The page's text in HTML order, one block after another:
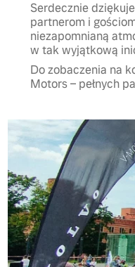
Serdecznie
partnerom i
niezapomnianą
w tak wyjątkową
Do zobaczenia na
Motors – pełnych